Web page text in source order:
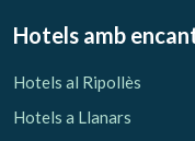
Hotels amb
Hotels al Ripollès
Hotels a Llanars